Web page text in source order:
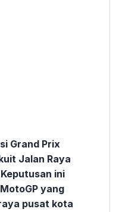
Grand Prix
Jalan Raya
ini
yang
pusat kota